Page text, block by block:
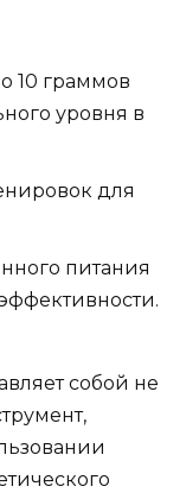
10 граммов
уровня в
для
питания
собой не